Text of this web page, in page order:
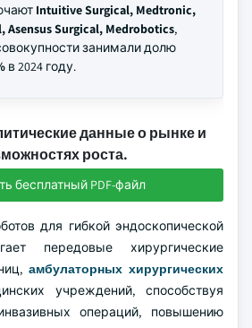
Intuitive Surgical, Medtronic,
Asensus Surgical, Medrobotics,
занимали долю
в 2024 году.
данные о рынке и
роста.
бесплатный PDF-файл
для гибкой эндоскопической
передовые хирургические
амбулаторных хирургических
учреждений, способствуя
операций, повышению